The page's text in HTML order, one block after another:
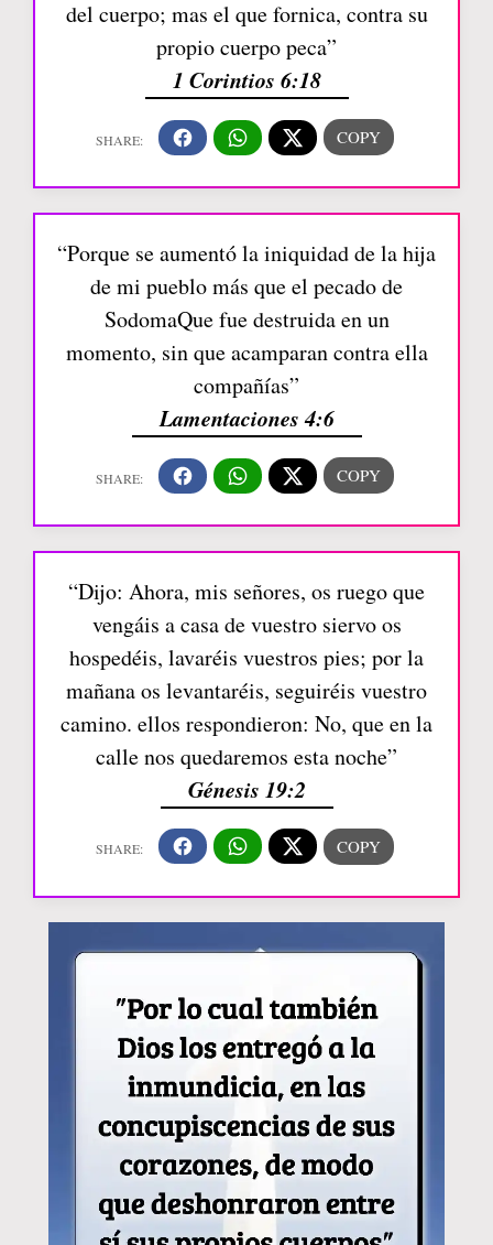
del cuerpo; mas el que fornica, contra su
propio cuerpo peca”
1 Corintios 6:18
“Porque se aumentó la iniquidad de la hija
de mi pueblo más que el pecado de
SodomaQue fue destruida en un
momento, sin que acamparan contra ella
compañías”
Lamentaciones 4:6
“Dijo: Ahora, mis señores, os ruego que
vengáis a casa de vuestro siervo os
hospedéis, lavaréis vuestros pies; por la
mañana os levantaréis, seguiréis vuestro
camino. ellos respondieron: No, que en la
calle nos quedaremos esta noche”
Génesis 19:2